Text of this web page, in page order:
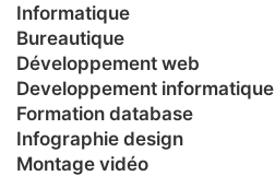
Informatique
Bureautique
Développement web
Developpement informatique
Formation database
Infographie design
Montage vidéo